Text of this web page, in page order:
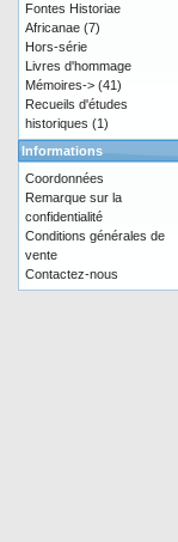
Fontes Historiae
Africanae (7)
Hors-série
Livres d'hommage
Mémoires-> (41)
Recueils d'études
historiques (1)
Informations
Coordonnées
Remarque sur la
confidentialité
Conditions générales de
vente
Contactez-nous